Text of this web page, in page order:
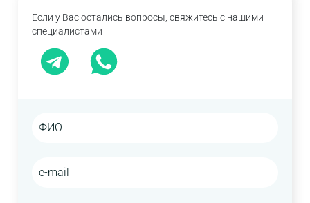
Если у Вас остались вопросы, свяжитесь с нашими
специалистами